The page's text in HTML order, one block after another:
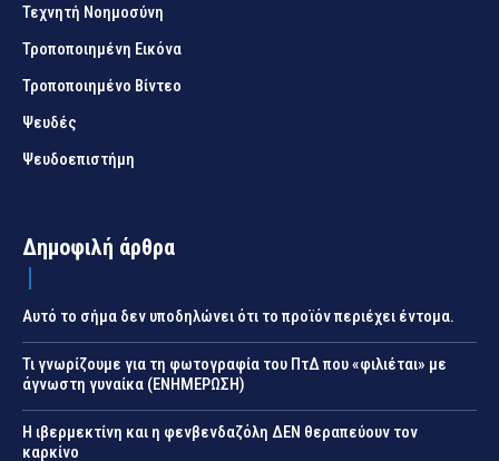
Τεχνητή Νοημοσύνη
Τροποποιημένη Εικόνα
Τροποποιημένο Βίντεο
Ψευδές
Ψευδοεπιστήμη
Δημοφιλή άρθρα
Αυτό το σήμα δεν υποδηλώνει ότι το προϊόν περιέχει έντομα.
Τι γνωρίζουμε για τη φωτογραφία του ΠτΔ που «φιλιέται» με
άγνωστη γυναίκα (ΕΝΗΜΕΡΩΣΗ)
Η ιβερμεκτίνη και η φενβενδαζόλη ΔΕΝ θεραπεύουν τον
καρκίνο